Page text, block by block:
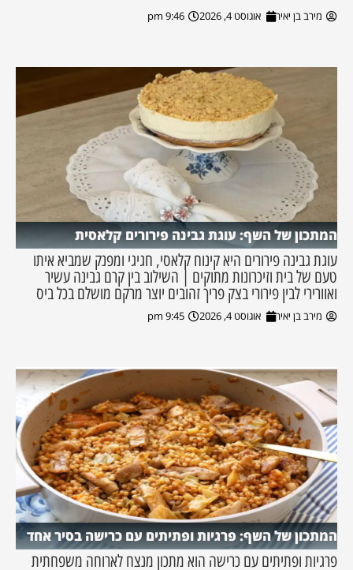
מירב בן יאיר אוגוסט 4, 2026 9:46 pm
המתכון של השף: עוגת גבינה פירורים קלאסית
עוגת גבינה פירורים היא קינוח קלאסי, חגיגי ומפנק שמביא איתו
טעם של בית וזיכרונות מתוקים | השילוב בין קרם גבינה עשיר
ואוורירי לבין פירורי בצק פריך זהובים יוצר מרקם מושלם בכל ביס
מירב בן יאיר אוגוסט 4, 2026 9:45 pm
המתכון של השף: פרגיות ופתיתים עם כרישה בסיר אחד
פרגיות ופתיתים עם כרישה הוא מתכון מנצח לארוחה משפחתית